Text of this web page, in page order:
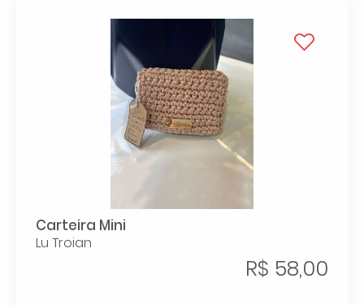
Carteira Mini
Lu Troian
R$ 58,00